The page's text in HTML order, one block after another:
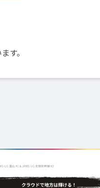
す。